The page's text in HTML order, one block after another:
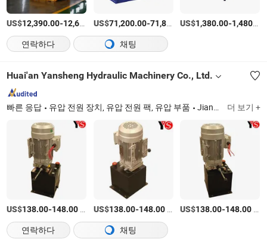
US$12,390.00-12,690.00 /세트
US$71,200.00-71,800.00 /상품
US$1,380.00-1,480.00
연락하다
채팅
Huai'an Yansheng Hydraulic Machinery Co., Ltd.
빠른 응답 유압 전원 장치, 유압 전원 팩, 유압 부품 Jiangsu 더 보기 +
US$138.00-148.00 US$138.00-148.00/상품 US$138.00-148.00
연락하다
채팅